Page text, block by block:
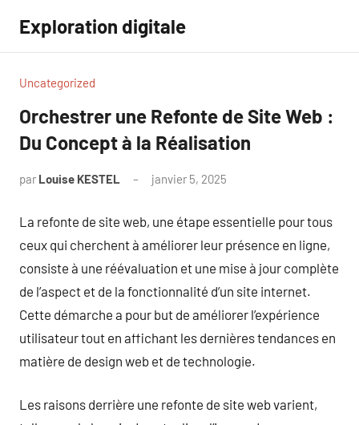
contenu
Exploration digitale
Uncategorized
Orchestrer une Refonte de Site Web :
Du Concept à la Réalisation
par Louise KESTEL janvier 5, 2025
La refonte de site web, une étape essentielle pour tous
ceux qui cherchent à améliorer leur présence en ligne,
consiste à une réévaluation et une mise à jour complète
de l’aspect et de la fonctionnalité d’un site internet.
Cette démarche a pour but de améliorer l’expérience
utilisateur tout en affichant les dernières tendances en
matière de design web et de technologie.
Les raisons derrière une refonte de site web varient,